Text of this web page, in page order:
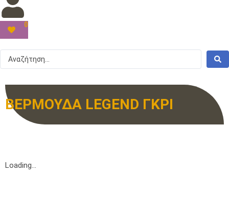
0
ΒΕΡΜΟΥΔΑ LEGEND ΓΚΡΙ
Loading...